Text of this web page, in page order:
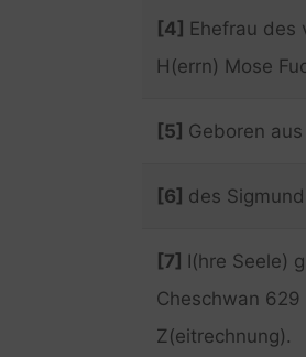
[4] Ehefrau des
H(errn) Mose
[5] Geboren
[6] des
[7] I(hre Seele)
Cheschwan
Z(eitrechnung).